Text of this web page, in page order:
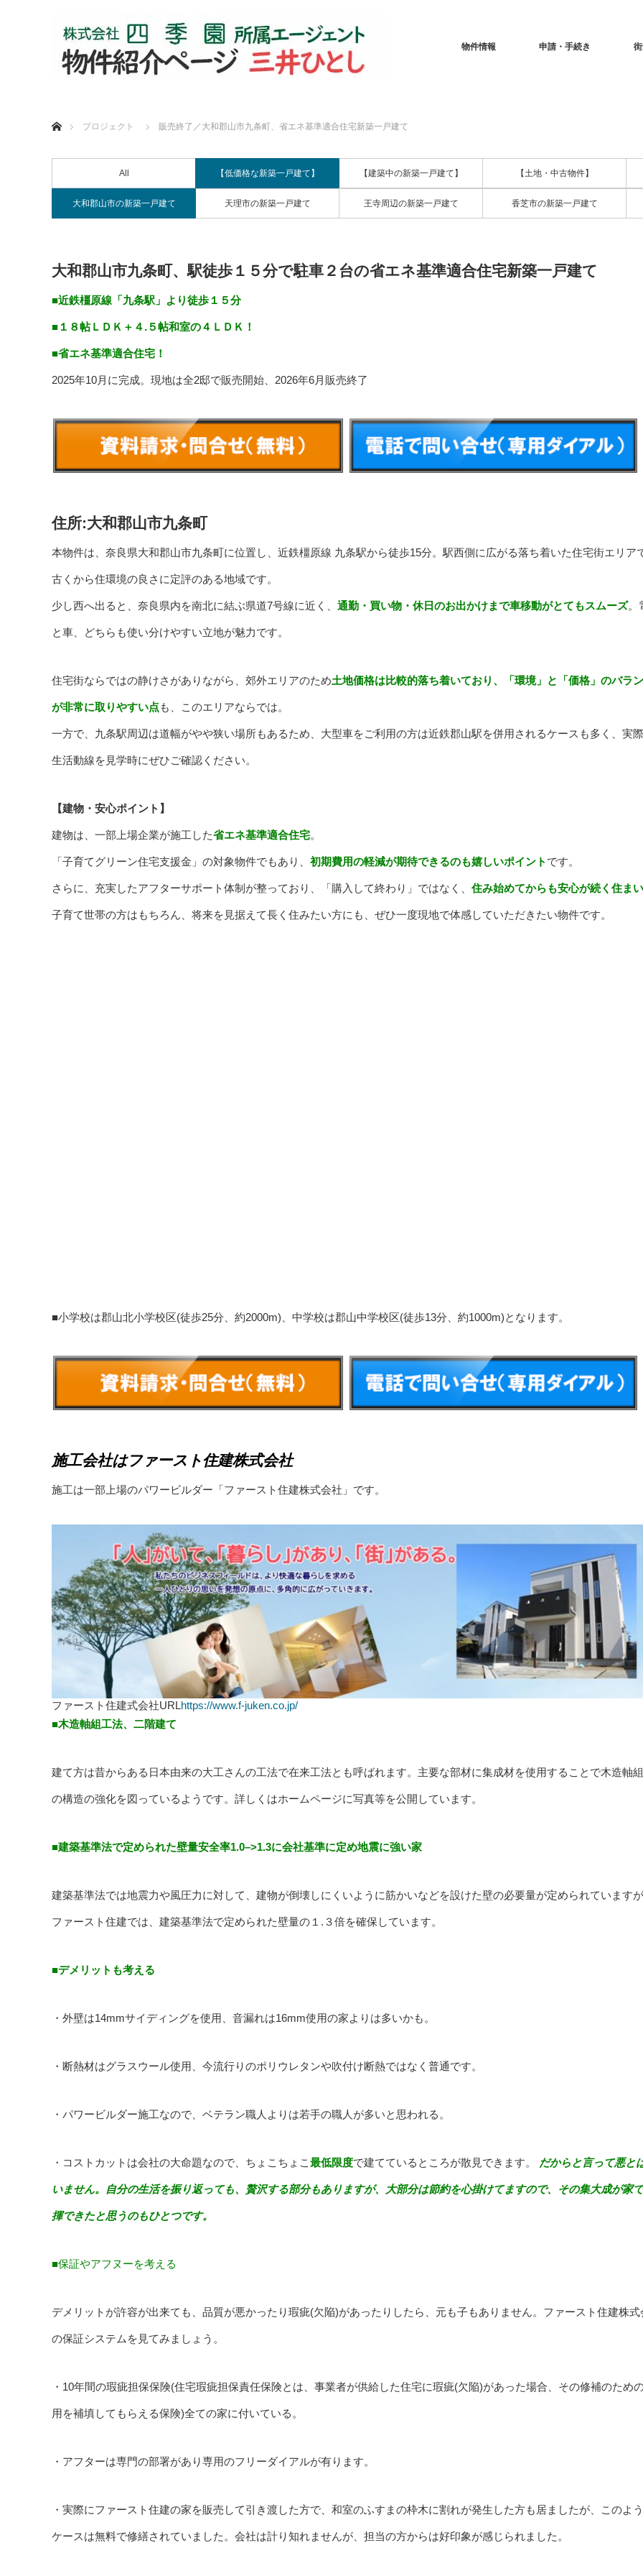
物件情報 申請・手続き
プロジェクト
販売終了／大和郡山市九条町、省エネ基準適合住宅新築一戸建て
All 【低価格な新築一戸建て】 【建築中の新築一戸建て】 【土地・中古物件】
大和郡山市の新築一戸建て 天理市の新築一戸建て 王寺周辺の新築一戸建て 香芝市の新築一戸建て
大和郡山市九条町、駅徒歩１５分で駐車２台の省エネ基準適合住宅新築一戸建て
■近鉄橿原線「九条駅」より徒歩１５分
■１８帖ＬＤＫ＋４.５帖和室の４ＬＤＫ！
■省エネ基準適合住宅！
2025年10月に完成。現地は全2邸で販売開始、2026年6月販売終了
住所:大和郡山市九条町
本物件は、 奈良県大和郡山市九条町に位置し、 近鉄橿原線 九条駅から徒歩15分。駅西側に広がる落ち着いた住宅街エリア
古くから住環境の良さに定評のある地域です。
少し西へ出ると、奈良県内を南北に結ぶ県道7号線に近く、 通勤・買い物・休日のお出かけまで車移動がとてもスムーズ。
と車、どちらも使い分けやすい立地が魅力です。
住宅街ならではの静けさがありながら、郊外エリアのため土地価格は比較的落ち着いており、「環境」と「価格」のバラ
が非常に取りやすい点も、このエリアならでは。
一方で、九条駅周辺は道幅がやや狭い場所もあるため、大型車をご利用の方は近鉄郡山駅を併用されるケースも多く、実
生活動線を見学時にぜひご確認ください。
【建物・安心ポイント】
建物は、一部上場企業が施工した省エネ基準適合住宅。
「子育てグリーン住宅支援金」の対象物件でもあり、 初期費用の軽減が期待できるのも嬉しいポイント です。
さらに、充実したアフターサポート体制が整っており、「購入して終わり」ではなく、 住み始めてからも安心が続く住まい
子育て世帯の方はもちろん、将来を見据えて長く住みたい方にも、ぜひ一度現地で体感していただきたい物件です。
■小学校は郡山北小学校区(徒歩25分、約2000m)、中学校は郡山中学校区(徒歩13分、約1000m)となります。
施工会社はファースト住建株式会社
施工は一部上場のパワービルダー「ファースト住建株式会社」です。
ファースト住建式会社URLhttps://www.f-juken.co.jp/
■木造軸組工法、二階建て
建て方は昔からある日本由来の大工さんの工法で在来工法とも呼ばれます。主要な部材に集成材を使用することで木造軸
の構造の強化を図っているようです。詳しくはホームページに写真等を公開しています。
■建築基準法で定められた壁量安全率1.0–>1.3に会社基準に定め地震に強い家
建築基準法では地震力や風圧力に対して、建物が倒壊しにくいように筋かいなどを設けた壁の必要量が定められていますが
ファースト住建では、建築基準法で定められた壁量の１.３倍を確保しています。
■デメリットも考える
・外壁は14mmサイディングを使用、音漏れは16mm使用の家よりは多いかも。
・断熱材はグラスウール使用、今流行りのポリウレタンや吹付け断熱ではなく普通です。
・パワービルダー施工なので、ベテラン職人よりは若手の職人が多いと思われる。
・コストカットは会社の大命題なので、ちょこちょこ 最低限度で建てているところが散見できます。 だからと言って悪と
いません。自分の生活を振り返っても、贅沢する部分もありますが、大部分は節約を心掛けてますので、その集大成が家
揮できたと思うのもひとつです。
■保証やアフヌーを考える
デメリットが許容が出来ても、品質が悪かったり瑕疵(欠陥)があったりしたら、元も子もありません。ファースト住建株式
の保証システムを見てみましょう。
・10年間の瑕疵担保保険(住宅瑕疵担保責任保険とは、事業者が供給した住宅に瑕疵(欠陥)があった場合、その修補のため
用を補填してもらえる保険)全ての家に付いている。
・アフターは専門の部署があり専用のフリーダイアルが有ります。
・実際にファースト住建の家を販売して引き渡した方で、和室のふすまの枠木に割れが発生した方も居ましたが、このよ
ケースは無料で修繕されていました。会社は計り知れませんが、担当の方からは好印象が感じられました。